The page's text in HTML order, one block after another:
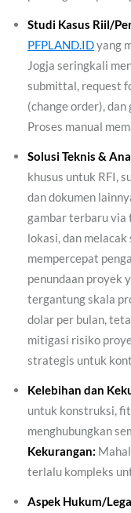
Studi Kasus Riil/
PFPLAND.IDyang
Jogja seringkali
submittal, request
(change order),
Proses manual
Solusi Teknis &
khusus untuk RFI,
dan dokumen
gambar terbaru via
lokasi, dan
mempercepat
penundaan proyek
tergantung skala
dolar per bulan,
mitigasi risiko
strategis untuk
Kelebihan dan
untuk konstruksi,
menghubungkan
Kekurangan:
terlalu kompleks
Aspek Hukum/